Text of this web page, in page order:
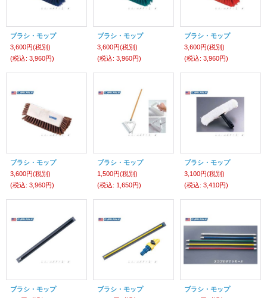
ブラシ・モップ
3,600円(税別)
(税込: 3,960円)
ブラシ・モップ
3,600円(税別)
(税込: 3,960円)
ブラシ・モップ
3,600円(税別)
(税込: 3,960円)
ブラシ・モップ
3,600円(税別)
(税込: 3,960円)
ブラシ・モップ
1,500円(税別)
(税込: 1,650円)
ブラシ・モップ
3,100円(税別)
(税込: 3,410円)
ブラシ・モップ
ブラシ・モップ
ブラシ・モップ